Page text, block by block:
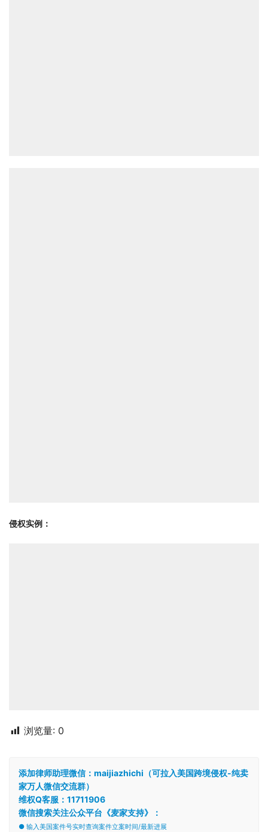
侵权实例：
浏览量: 0
添加律师助理微信：maijiazhichi（可拉入美国跨境侵权-纯卖
家万人微信交流群）
维权Q客服：11711906
微信搜索关注公众平台《麦家支持》：
● 输入美国案件号实时查询案件立案时间/最新进展